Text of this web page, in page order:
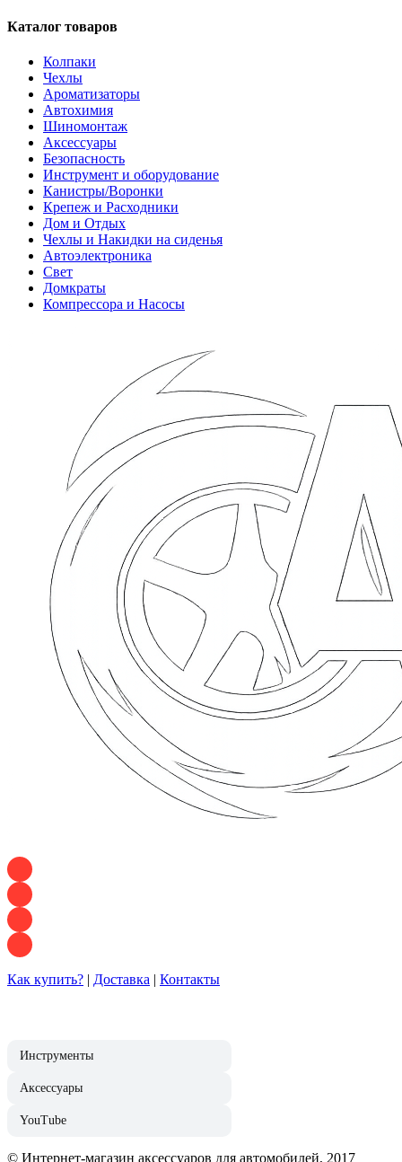
Каталог товаров
Колпаки
Чехлы
Ароматизаторы
Автохимия
Шиномонтаж
Аксессуары
Безопасность
Инструмент и оборудование
Канистры/Воронки
Крепеж и Расходники
Дом и Отдых
Чехлы и Накидки на сиденья
Автоэлектроника
Свет
Домкраты
Компрессора и Насосы
Как купить? | Доставка | Контакты
Инструменты
Аксессуары
YouTube
© Интернет-магазин аксессуаров для автомобилей, 2017